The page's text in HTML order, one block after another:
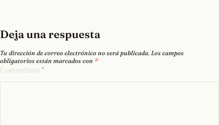
Deja una respuesta
Tu dirección de correo electrónico no será publicada. Los campos
obligatorios están marcados con *
Comentario *